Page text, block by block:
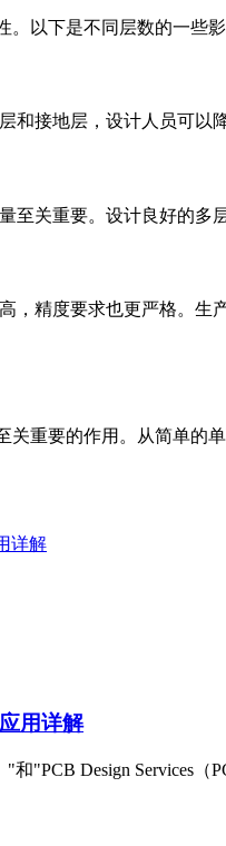
以下是不同层数的一些影
接地层，设计人员可以
关重要。设计良好的多
，精度要求也更严格。
重要的作用。从简单的
详解
用详解
和"PCB Design